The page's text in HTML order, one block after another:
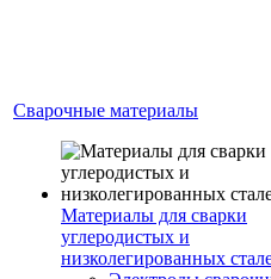
Сварочные материалы
Материалы для сварки
углеродистых и
низколегированных